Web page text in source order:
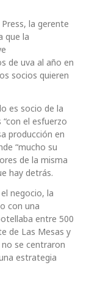
la gerente
que la
de uva al año en
socios quieren
es socio de la
el esfuerzo
producción en
“mucho su
de la misma
hay detrás.
negocio, la
con una
entre 500
de Las Mesas y
se centraron
estrategia